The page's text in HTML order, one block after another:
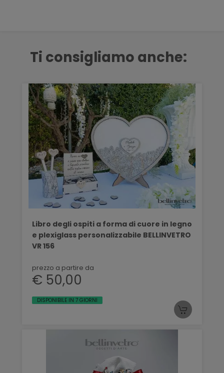
Ti consigliamo anche:
Libro degli ospiti a forma di cuore in legno
e plexiglass personalizzabile BELLINVETRO
VR 156
prezzo a partire da
€ 50,00
DISPONIBILE IN 7 GIORNI